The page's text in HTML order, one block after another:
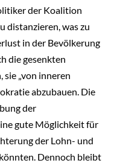
der Koalition
distanzieren, was zu
in der Bevölkerung
die gesenkten
„von inneren
abzubauen. Die
der
gute Möglichkeit für
der Lohn- und
Dennoch bleibt